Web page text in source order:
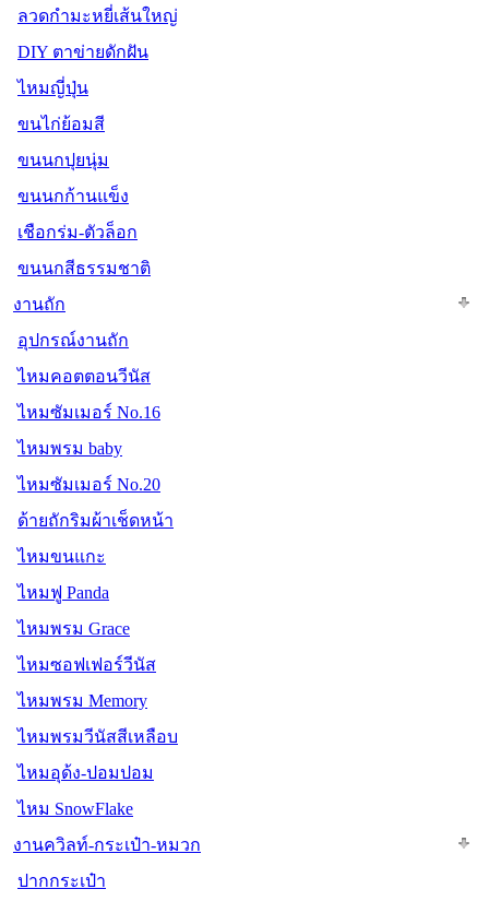
ลวดกำมะหยี่เส้นใหญ่
DIY ตาข่ายดักฝัน
ไหมญี่ปุ่น
ขนไก่ย้อมสี
ขนนกปุยนุ่ม
ขนนกก้านแข็ง
เชือกร่ม-ตัวล็อก
ขนนกสีธรรมชาติ
งานถัก
อุปกรณ์งานถัก
ไหมคอตตอนวีนัส
ไหมซัมเมอร์ No.16
ไหมพรม baby
ไหมซัมเมอร์ No.20
ด้ายถักริมผ้าเช็ดหน้า
ไหมขนแกะ
ไหมฟู Panda
ไหมพรม Grace
ไหมซอฟเฟอร์วีนัส
ไหมพรม Memory
ไหมพรมวีนัสสีเหลือบ
ไหมอุด้ง-ปอมปอม
ไหม SnowFlake
งานควิลท์-กระเป๋า-หมวก
ปากกระเป๋า